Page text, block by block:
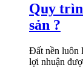
Quy
sản ?
Đất nền luôn
lợi nhuận